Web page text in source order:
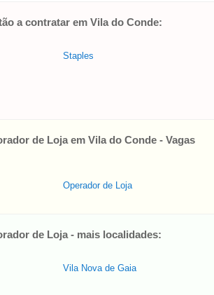
a contratar em Vila do Conde:
Staples
de Loja em Vila do Conde - Vagas
Operador de Loja
de Loja - mais localidades:
Vila Nova de Gaia